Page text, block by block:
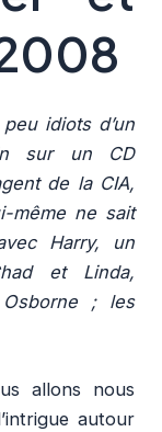
idiots d’un
sur un CD
de la CIA,
même ne sait
Harry, un
et Linda,
; les
allons nous
autour